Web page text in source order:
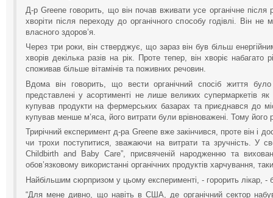
Д-р Greene говорить, що він почав вживати усе органічне
хворіти після переходу до органічного способу годівлі. Він
власного здоров’я.
Через три роки, він стверджує, що зараз він був більш
хворів декілька разів на рік. Проте тепер, він хворіє
споживав більше вітамінів та поживних речовин.
Вдома він говорить, що вести органічний спосіб життя
представлені у асортименті не лише великих супермаркетів
купував продукти на фермерських базарах та приєднався до
купував менше м’яса, його витрати були врівноважені. Тому його
Трирічний експеримент д-ра Greene вже закінчився, проте він і
чи трохи поступитися, зважаючи на витрати та зручність. У
Childbirth and Baby Care”, присвяченій народженню та
обов’язковому використанні органічних продуктів харчування,
Найбільшим сюрпризом у цьому експерименті, - горорить лікар,
“Для мене дивно, що навіть в США, де органічний сектор